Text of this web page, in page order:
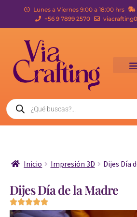
Lunes a Viernes 9:00 a 18:00 hrs
+56 9 7899 2570
Inicio Impresión 3D Dijes Día
Dijes Día de la Madre
